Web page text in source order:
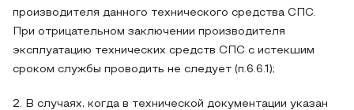
производителя данного технического средства СПС.
При отрицательном заключении производителя
эксплуатацию технических средств СПС с истекшим
сроком службы проводить не следует (п.6.6.1);
2. В случаях, когда в технической документации указан